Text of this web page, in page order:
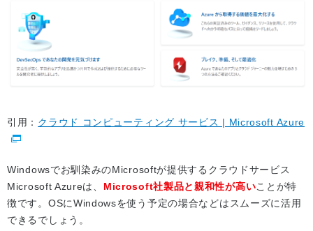
引用： クラウド コンピューティング サービス | Microsoft Azure
Windowsでお馴染みのMicrosoftが提供するクラウドサービス
Microsoft Azureは、 Microsoft社製品と親和性が高いことが特
徴です。OSにWindowsを使う予定の場合などはスムーズに活用
できるでしょう。